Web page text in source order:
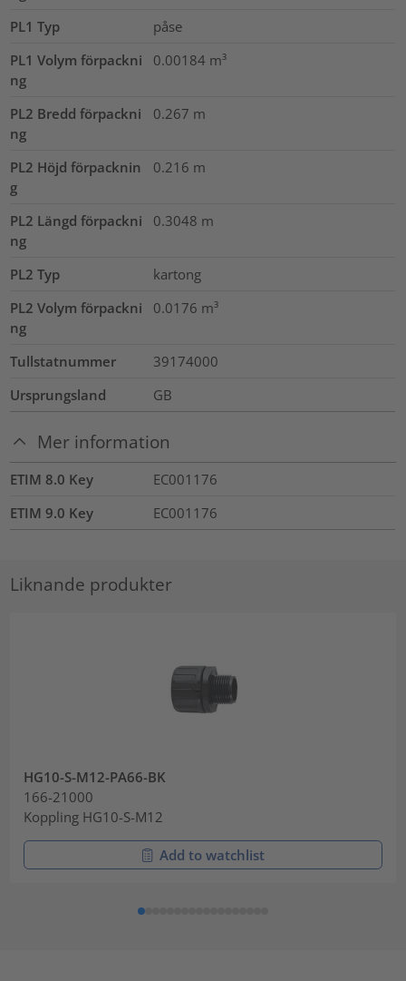
PL1 Typ
påse
PL1 Volym förpackni
ng
0.00184 m³
PL2 Bredd förpackni
ng
0.267 m
PL2 Höjd förpacknin
g
0.216 m
PL2 Längd förpackni
ng
0.3048 m
PL2 Typ
kartong
PL2 Volym förpackni
ng
0.0176 m³
Tullstatnummer
39174000
Ursprungsland
GB
Mer information
ETIM 8.0 Key
EC001176
ETIM 9.0 Key
EC001176
Liknande produkter
HG10-S-M12-PA66-BK
166-21000
Koppling HG10-S-M12
Add to watchlist